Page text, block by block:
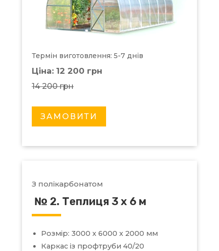
Термін виготовлення: 5-7 днів
Ціна: 12 200 грн
14 200 грн
ЗАМОВИТИ
З полікарбонатом
№ 2. Теплиця 3 х 6 м
Розмір: 3000 х 6000 х 2000 мм
Каркас із профтруби 40/20